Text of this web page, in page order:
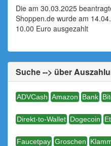
Die am 30.03.2025
Shoppen.de wurde am
10.00 Euro ausgezahlt
Suche --> über
ADVCash Amazon Bank
Direkt-to-Wallet Dogecoin
Faucetpay Groschen